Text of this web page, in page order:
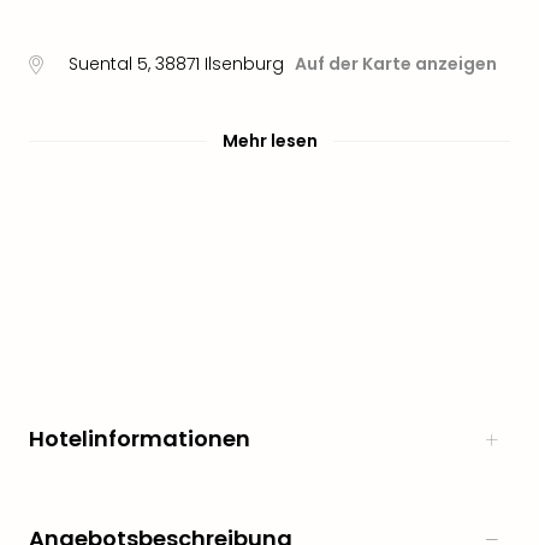
Suental 5, 38871 Ilsenburg Auf der Karte anzeigen
Mehr lesen
Hotelinformationen
Angebotsbeschreibung